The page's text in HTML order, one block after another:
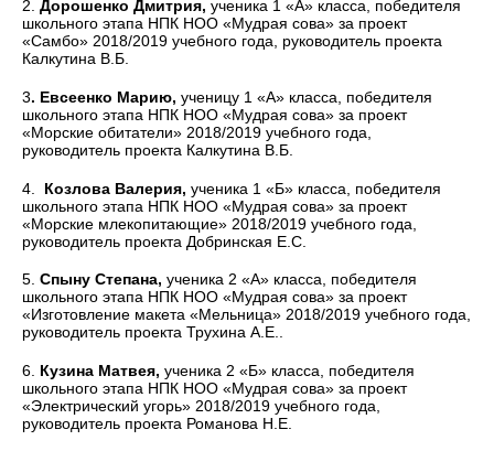
2. Дорошенко Дмитрия, ученика 1 «А» класса, победителя
школьного этапа НПК НОО «Мудрая сова» за проект
«Самбо» 2018/2019 учебного года, руководитель проекта
Калкутина В.Б.
3. Евсеенко Марию, ученицу 1 «А» класса, победителя
школьного этапа НПК НОО «Мудрая сова» за проект
«Морские обитатели» 2018/2019 учебного года,
руководитель проекта Калкутина В.Б.
4. Козлова Валерия, ученика 1 «Б» класса, победителя
школьного этапа НПК НОО «Мудрая сова» за проект
«Морские млекопитающие» 2018/2019 учебного года,
руководитель проекта Добринская Е.С.
5. Спыну Степана, ученика 2 «А» класса, победителя
школьного этапа НПК НОО «Мудрая сова» за проект
«Изготовление макета «Мельница» 2018/2019 учебного года,
руководитель проекта Трухина А.Е..
6. Кузина Матвея, ученика 2 «Б» класса, победителя
школьного этапа НПК НОО «Мудрая сова» за проект
«Электрический угорь» 2018/2019 учебного года,
руководитель проекта Романова Н.Е.